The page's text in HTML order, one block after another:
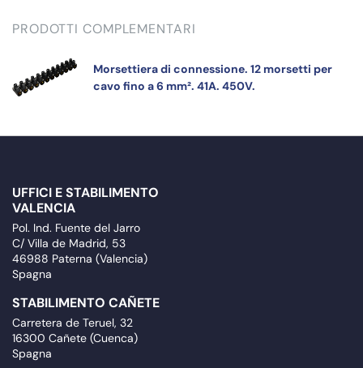
PRODOTTI COMPLEMENTARI
Morsettiera di connessione. 12 morsetti per
cavo fino a 6 mm². 41A. 450V.
UFFICI E STABILIMENTO
VALENCIA
Pol. Ind. Fuente del Jarro
C/ Villa de Madrid, 53
46988 Paterna (Valencia)
Spagna
STABILIMENTO CAÑETE
Carretera de Teruel, 32
16300 Cañete (Cuenca)
Spagna